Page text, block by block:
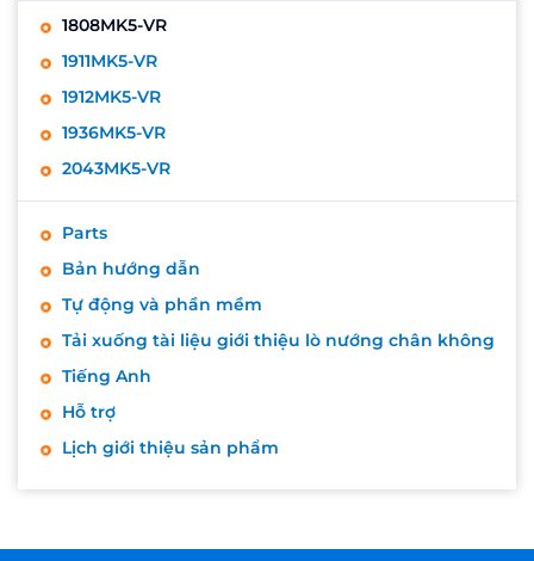
1808MK5-VR
1911MK5-VR
1912MK5-VR
1936MK5-VR
2043MK5-VR
Parts
Bản hướng dẫn
Tự động và phần mềm
Tải xuống tài liệu giới thiệu lò nướng chân không
Tiếng Anh
Hỗ trợ
Lịch giới thiệu sản phẩm